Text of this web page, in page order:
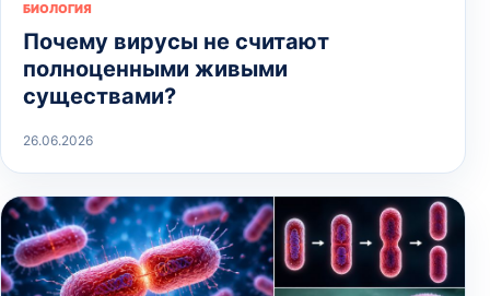
БИОЛОГИЯ
Почему вирусы не считают
полноценными живыми
существами?
26.06.2026